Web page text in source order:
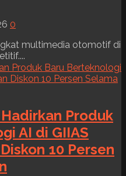
0
multimedia otomotif di
Produk
AI di GIIAS
10 Persen